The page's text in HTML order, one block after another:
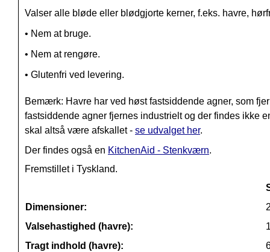
Valser alle bløde eller blødgjorte kerner, f.eks. havre,
• Nem at bruge.
• Nem at rengøre.
• Glutenfri ved levering.
Bemærk: Havre har ved høst fastsiddende agner, som
fastsiddende agner fjernes industrielt og der findes ikke
skal altså være afskallet - se udvalget her.
Der findes også en KitchenAid - Stenkværn.
Fremstillet i Tyskland.
Dimensioner:
Valsehastighed (havre):
Tragt indhold (havre):